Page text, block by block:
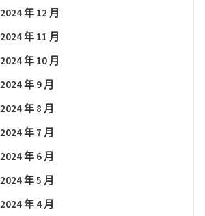
2024 年 12 月
2024 年 11 月
2024 年 10 月
2024 年 9 月
2024 年 8 月
2024 年 7 月
2024 年 6 月
2024 年 5 月
2024 年 4 月